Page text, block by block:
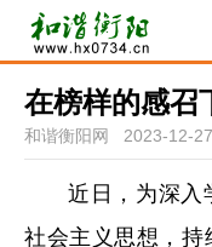
在榜样的感召
和谐衡阳网 2023-12-
近日，为深入
社会主义思想，